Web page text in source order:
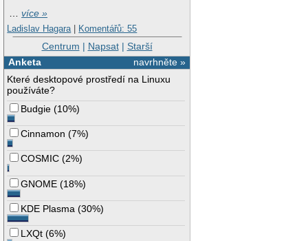
…více »
Ladislav Hagara | Komentářů: 55
Centrum | Napsat| Starší
navrhněte »
Anketa
Které desktopové prostředí na Linuxu
používáte?
Budgie (10%)
Cinnamon (7%)
COSMIC (2%)
GNOME (18%)
KDE Plasma (30%)
LXQt (6%)